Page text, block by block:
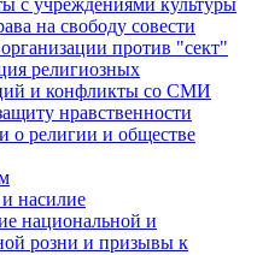
с учреждениями культуры
на свободу совести
против "сект"
религиозных
и конфликты со СМИ
нравственности
о религии и обществе
насилие
национальной и
розни и призывы к